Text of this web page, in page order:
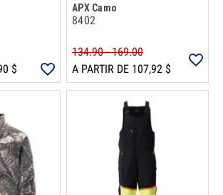
$
APX Camo
8402
134.90 - 169.00
A PARTIR DE 107,92 $